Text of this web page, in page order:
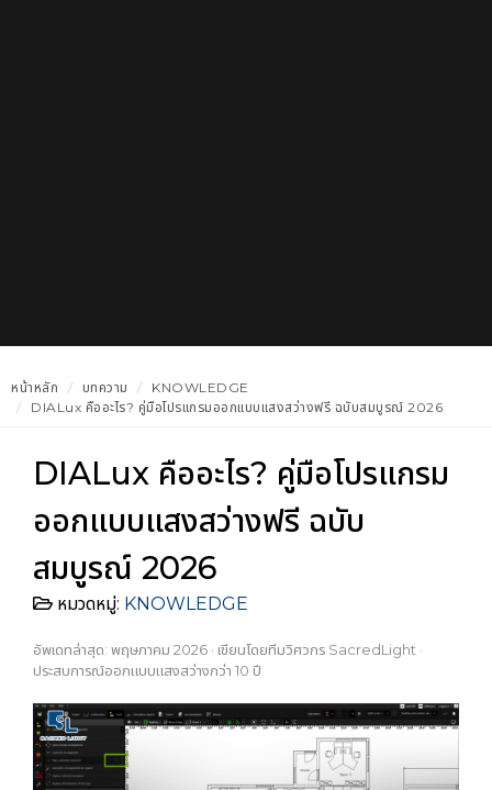
หน้าหลัก บทความ
KNOWLEDGE
DIALux คืออะไร? คู่มือโปรแกรมออกแบบแสงสว่างฟรี ฉบับสมบูรณ์ 2026
DIALux คืออะไร? คู่มือโปรแกรม
ออกแบบแสงสว่างฟรี ฉบับ
สมบูรณ์ 2026
หมวดหมู่: KNOWLEDGE
อัพเดทล่าสุด: พฤษภาคม 2026 · เขียนโดยทีมวิศวกร SacredLight ·
ประสบการณ์ออกแบบแสงสว่างกว่า 10 ปี